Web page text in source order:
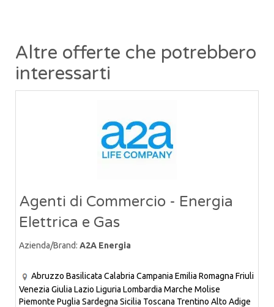
Altre offerte che potrebbero
interessarti
Agenti di Commercio - Energia
Elettrica e Gas
Azienda/Brand: A2A Energia
Abruzzo Basilicata Calabria Campania Emilia Romagna Friuli
Venezia Giulia Lazio Liguria Lombardia Marche Molise
Piemonte Puglia Sardegna Sicilia Toscana Trentino Alto Adige